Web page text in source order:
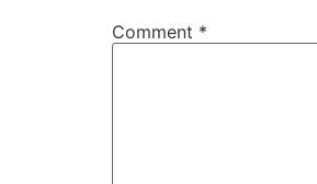
Comment *